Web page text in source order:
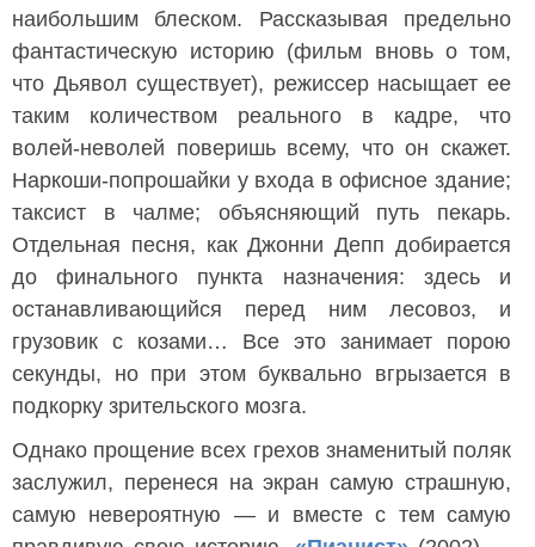
наибольшим блеском. Рассказывая предельно
фантастическую историю (фильм вновь о том,
что Дьявол существует), режиссер насыщает ее
таким количеством реального в кадре, что
волей-неволей поверишь всему, что он скажет.
Наркоши-попрошайки у входа в офисное здание;
таксист в чалме; объясняющий путь пекарь.
Отдельная песня, как Джонни Депп добирается
до финального пункта назначения: здесь и
останавливающийся перед ним лесовоз, и
грузовик с козами… Все это занимает порою
секунды, но при этом буквально вгрызается в
подкорку зрительского мозга.
Однако прощение всех грехов знаменитый поляк
заслужил, перенеся на экран самую страшную,
самую невероятную — и вместе с тем самую